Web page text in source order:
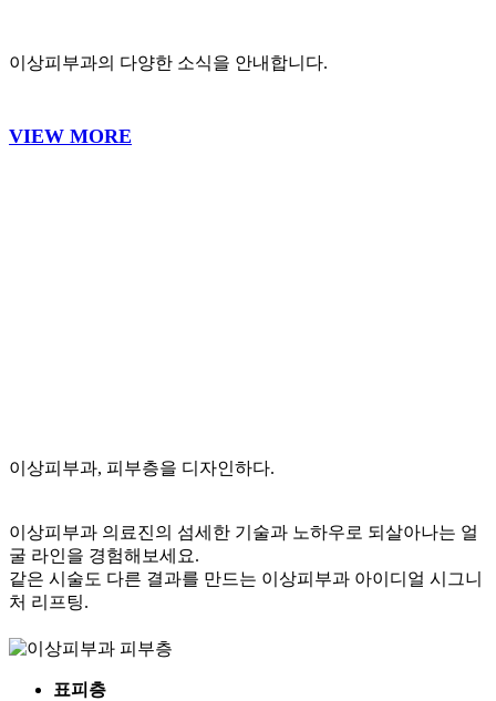
대한민국 상위2%
피부과전문의
연세대학교 의과대학 졸업